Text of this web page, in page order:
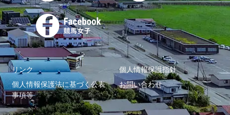
リンク
個人情報保護指針
個人情報保護法に基づく公表
事項等
お問い合わせ